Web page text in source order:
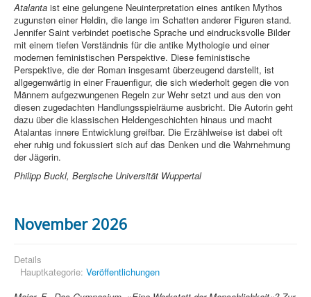
Atalanta ist eine gelungene Neuinterpretation eines antiken Mythos
zugunsten einer Heldin, die lange im Schatten anderer Figuren stand.
Jennifer Saint verbindet poetische Sprache und eindrucksvolle Bilder
mit einem tiefen Verständnis für die antike Mythologie und einer
modernen feministischen Perspektive. Diese feministische
Perspektive, die der Roman insgesamt überzeugend darstellt, ist
allgegenwärtig in einer Frauenfigur, die sich wiederholt gegen die von
Männern aufgezwungenen Regeln zur Wehr setzt und aus den von
diesen zugedachten Handlungsspielräume ausbricht. Die Autorin geht
dazu über die klassischen Heldengeschichten hinaus und macht
Atalantas innere Entwicklung greifbar. Die Erzählweise ist dabei oft
eher ruhig und fokussiert sich auf das Denken und die Wahrnehmung
der Jägerin.
Philipp Buckl, Bergische Universität Wuppertal
November 2026
Details
Hauptkategorie: Veröffentlichungen